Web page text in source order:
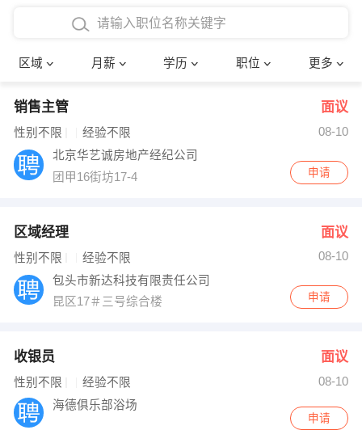
区域 月薪 学历 职位 更多
4000-5000元
8000-12000元
12000-20000元
博士
文员
财务会计
网络IT
快递员
收银员 技术员/工程师
出纳
编辑
确定
销售主管 面议
性别不限 经验不限
08-10
北京华艺诚房地产经纪公司
团甲16街坊17-4
申请
区域经理 面议
性别不限 经验不限
08-10
包头市新达科技有限责任公司
昆区17＃三号综合楼
申请
收银员 面议
性别不限 经验不限
08-10
海德俱乐部浴场
申请